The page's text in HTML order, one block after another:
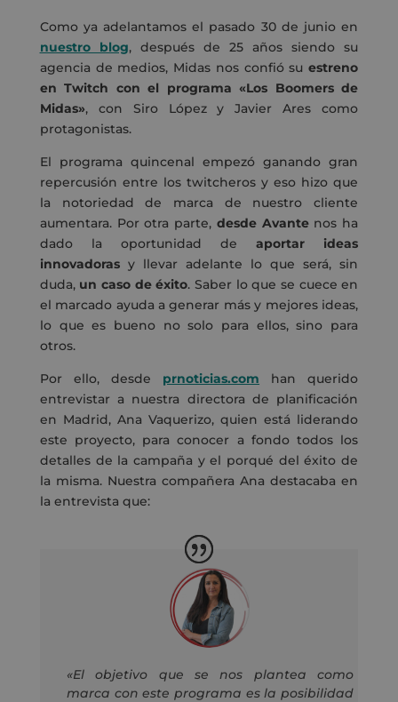
Como ya adelantamos el pasado 30 de junio en
nuestro blog, después de 25 años siendo su
agencia de medios, Midas nos confió suestreno
en Twitch con el programa «Los Boomers de
Midas», con Siro López y Javier Ares como
protagonistas.
El programa quincenal empezó ganando gran
repercusión entre los twitcheros y eso hizo que
la notoriedad de marca de nuestro cliente
aumentara. Por otra parte, desde Avantenos ha
dado la oportunidad deaportar ideas
innovadorasy llevar adelante lo que será, sin
duda, un caso de éxito. Saber lo que se cuece en
el marcado ayuda a generar más y mejores ideas,
lo que es bueno no solo para ellos, sino para
otros.
Por ello, desde prnoticias.com han querido
entrevistar a nuestra directora de planificación
en Madrid, Ana Vaquerizo, quien está liderando
este proyecto, para conocer a fondo todos los
detalles de la campaña y el porqué del éxito de
la misma. Nuestra compañera Ana destacaba en
la entrevista que:
«El objetivo que se nos plantea como
marca con este programa es la posibilidad